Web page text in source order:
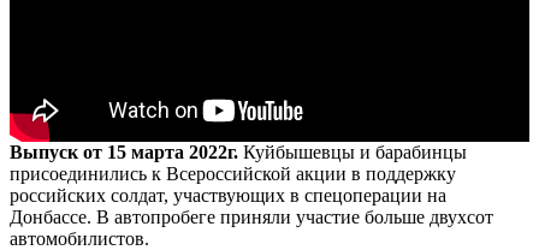
Выпуск от 15 марта 2022г. Куйбышевцы и барабинцы
присоединились к Всероссийской акции в поддержку
российских солдат, участвующих в спецоперации на
Донбассе. В автопробеге приняли участие больше двухсот
автомобилистов.